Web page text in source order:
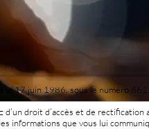
le 17 juin 1986, sous le numéro
droit d’accès et de rectification
informations que vous lui